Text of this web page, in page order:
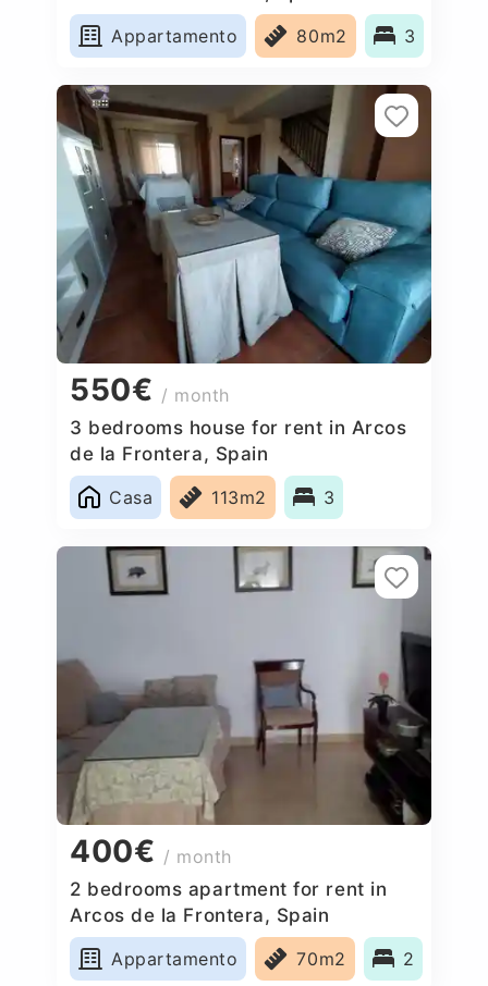
Appartamento
80m2 3
550€ / month
3 bedrooms house for rent in Arcos
de la Frontera, Spain
Casa
113m2 3
400€ / month
2 bedrooms apartment for rent in
Arcos de la Frontera, Spain
Appartamento
70m2 2